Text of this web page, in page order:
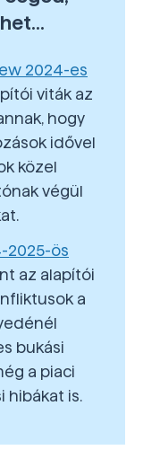
2024-es
viták az
hogy
idővel
közel
végül
2025-ös
az alapítói
a
bukási
a piaci
hibákat is.